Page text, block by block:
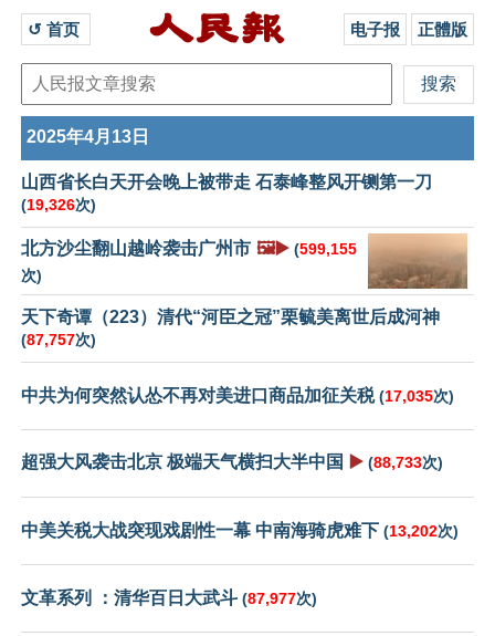
↺ 首页 电子报 正體版
2025年4月13日
山西省长白天开会晚上被带走 石泰峰整风开铡第一刀
(19,326次)
北方沙尘翻山越岭袭击广州市 🖼️▶️ (599,155
次)
天下奇谭（223）清代“河臣之冠”栗毓美离世后成河神
(87,757次)
中共为何突然认怂不再对美进口商品加征关税(17,035次)
超强大风袭击北京 极端天气横扫大半中国 ▶️ (88,733次)
中美关税大战突现戏剧性一幕 中南海骑虎难下 (13,202次)
文革系列 ：清华百日大武斗 (87,977次)